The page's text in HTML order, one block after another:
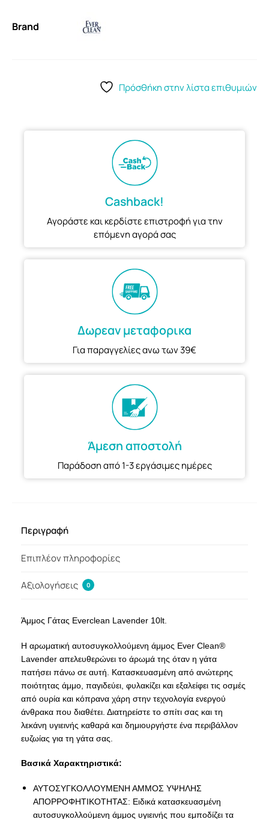
Brand
Πρόσθήκη στην λίστα επιθυμιών
Cashback!
Αγοράστε και κερδίστε επιστροφή για την
επόμενη αγορά σας
Δωρεαν μεταφορικα
Για παραγγελίες ανω των 39€
Άμεση αποστολή
Παράδοση από 1-3 εργάσιμες ημέρες
Περιγραφή
Επιπλέον πληροφορίες
Αξιολογήσεις 0
Άμμος Γάτας Everclean Lavender 10lt.
Η αρωματική αυτοσυγκολλούμενη άμμος Ever Clean®
Lavender απελευθερώνει το άρωμά της όταν η γάτα
πατήσει πάνω σε αυτή. Κατασκευασμένη από ανώτερης
ποιότητας άμμο, παγιδεύει, φυλακίζει και εξαλείφει τις οσμές
από ουρία και κόπρανα χάρη στην τεχνολογία ενεργού
άνθρακα που διαθέτει. Διατηρείστε το σπίτι σας και τη
λεκάνη υγιεινής καθαρά και δημιουργήστε ένα περιβάλλον
ευζωίας για τη γάτα σας.
Βασικά Χαρακτηριστικά:
ΑΥΤΟΣΥΓΚΟΛΛΟΥΜΕΝΗ ΑΜΜΟΣ ΥΨΗΛΗΣ
ΑΠΟΡΡΟΦΗΤΙΚΟΤΗΤΑΣ: Ειδικά κατασκευασμένη
αυτοσυγκολλούμενη άμμος υγιεινής που εμποδίζει τα